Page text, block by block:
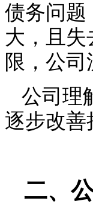
债务问题
大，且
限，公
公司理
逐步改善
二、